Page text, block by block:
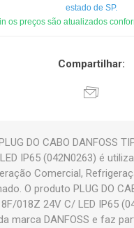
estado de SP.
os preços são atualizados
Compartilhar:
DO CABO DANFOSS
IP65 (042N0263) é
Comercial,
O produto PLUG DO
018Z 24V C/ LED IP65
marca DANFOSS e faz